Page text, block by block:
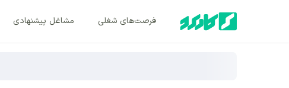
فرصت‌های شغلی مشاغل پیشنهادی